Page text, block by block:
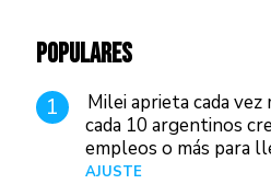
POPULARES
1
Milei aprieta cada
cada 10 argentinos
empleos o más para
AJUSTE